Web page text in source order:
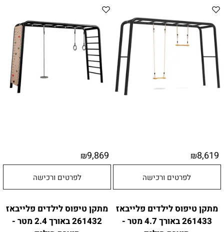
₪8,619
לפרטים ורכישה
₪9,869
לפרטים ורכישה
מתקן טיפוס לילדים פלייבאז
261433 באורך 4.7 מטר -
מתקן טיפוס לילדים פלייבאז
261432 באורך 2.4 מטר -